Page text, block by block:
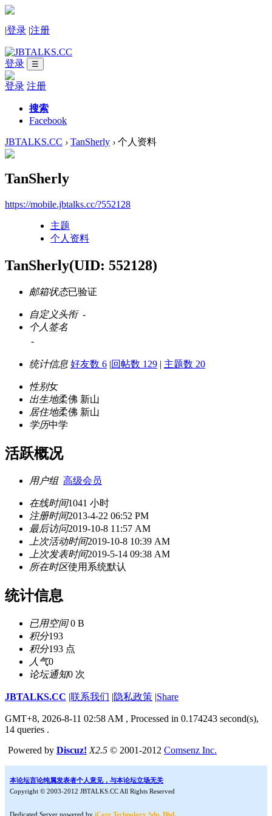
|登录 |注册
登录 ☰
登录 注册
搜索
Facebook
JBTALKS.CC › TanSherly › 个人资料
TanSherly
https://mobile.jbtalks.cc/?552128
主题
个人资料
TanSherly(UID: 552128)
邮箱状态已验证
自定义头衔 -
个人签名
-
统计信息 好友数 6 |回帖数 129 | 主题数 20
性别女
出生地柔佛 新山
居住地柔佛 新山
学历中学
活跃概况
用户组 高级会员
在线时间1041 小时
注册时间2013-4-22 06:52 PM
最后访问2019-10-8 11:57 AM
上次活动时间2019-10-8 10:39 AM
上次发表时间2019-5-14 09:38 AM
所在时区使用系统默认
统计信息
已用空间0 B
积分193
积分193 点
人气0
论坛通知0 次
JBTALKS.CC |联系我们 |隐私政策 |Share
GMT+8, 2026-8-11 02:58 AM , Processed in 0.174243 second(s),
14 queries .
Powered by Discuz! X2.5 © 2001-2012 Comsenz Inc.
本论坛言论纯属发表者个人意见，与本论坛立场无关
Copyright © 2003-2012 JBTALKS.CC All Rights Reserved
Dedicated Server powered by iCore Technology Sdn. Bhd.